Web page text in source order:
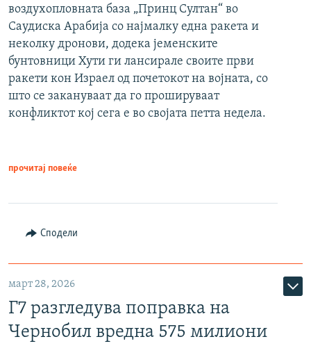
воздухопловната база „Принц Султан“ во
Саудиска Арабија со најмалку една ракета и
неколку дронови, додека јеменските
бунтовници Хути ги лансирале своите први
ракети кон Израел од почетокот на војната, со
што се закануваат да го прошируваат
конфликтот кој сега е во својата петта недела.
прочитај повеќе
Сподели
март 28, 2026
Г7 разгледува поправка на
Чернобил вредна 575 милиони